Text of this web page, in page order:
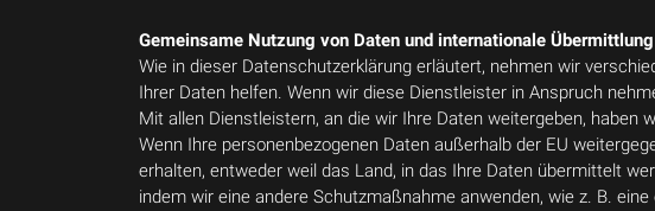
Gemeinsame Nutzung von Daten und internationale Übermittlung
Wie in dieser Datenschutzerklärung erläutert, nehmen wir
Ihrer Daten helfen. Wenn wir diese Dienstleister in Anspruch
Mit allen Dienstleistern, an die wir Ihre Daten weitergeben,
Wenn Ihre personenbezogenen Daten außerhalb der EU
erhalten, entweder weil das Land, in das Ihre Daten übermittelt
indem wir eine andere Schutzmaßnahme anwenden, wie z. B.